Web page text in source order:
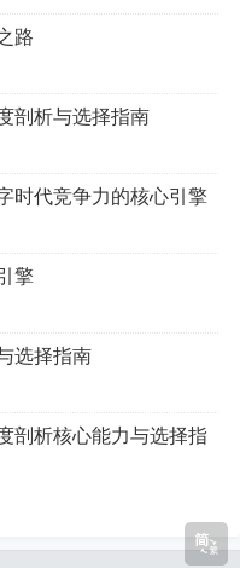
可量化的成果（如关键
长率、转化率变化
非模糊的“效果显著”。
区域性的工业设备供应
有与您
业务类型、目标
案例，这直接关系到他
出行之有效的方案。
地排名算法了如指掌，
Naver等）的独特算法
本地化能力,是全球化或
路
剖析与选择指南
时代竞争力的核心引擎
擎
选择指南
剖析核心能力与选择指